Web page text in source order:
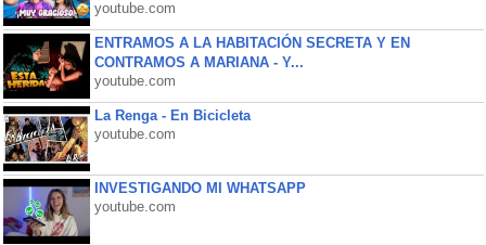
youtube.com
ENTRAMOS A LA HABITACIÓN SECRETA Y EN
CONTRAMOS A MARIANA - Y...
youtube.com
La Renga - En Bicicleta
youtube.com
INVESTIGANDO MI WHATSAPP
youtube.com